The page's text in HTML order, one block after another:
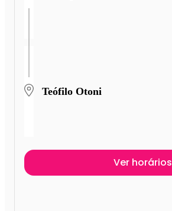
Teófilo Otoni
Ver horários